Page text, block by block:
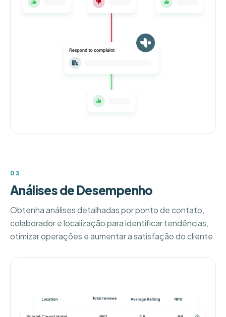
03
Análises de Desempenho
Obtenha análises detalhadas por ponto de contato,
colaborador e localização para identificar tendências,
otimizar operações e aumentar a satisfação do cliente.